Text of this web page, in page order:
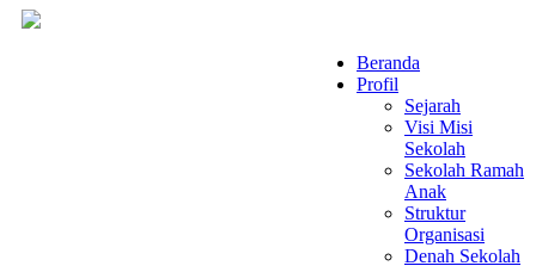
Beranda
Profil
Sejarah
Visi Misi
Sekolah
Sekolah Ramah
Anak
Struktur
Organisasi
Denah Sekolah